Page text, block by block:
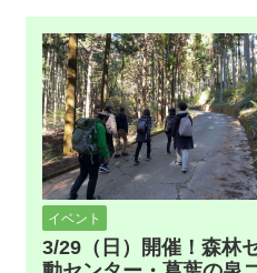
イベント
3/29（日）開催！森林